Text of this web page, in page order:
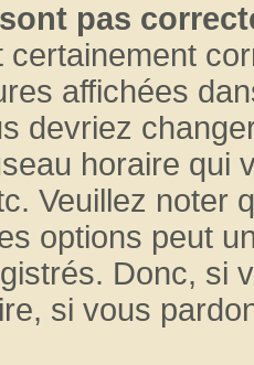
pas
certainement
affichées
devriez
horaire qui
Veuillez noter
options peut
Donc, si
si vous